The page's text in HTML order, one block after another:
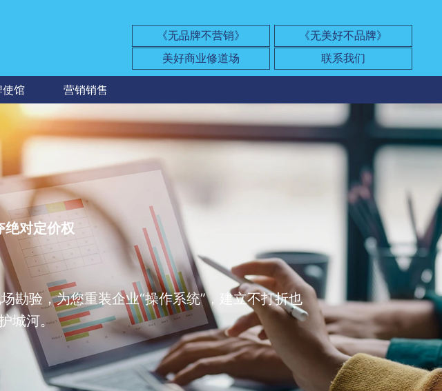
《无美好不品牌》
《无品牌不营销》
美好商业修道场
联系我们
使馆 营销销售
绝对定价权
勘验，为您重装企业“操作系统”，建立不打折也
城河。